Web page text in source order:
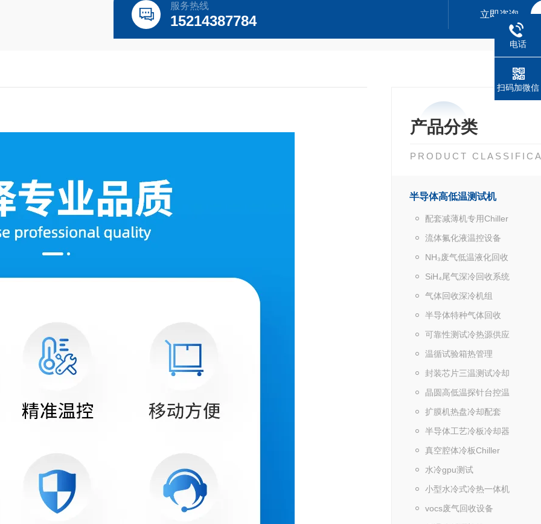
服务热线
15214387784 立即咨询
产品分类
PRODUCT
半导体高低温测试机
配套减薄机专用Chiller
流体氟化液温控设备
NH₃废气低温液化回收
SiH₄尾气深冷回收系统
气体回收深冷机组
半导体特种气体回收
可靠性测试冷热源供应
温循试验箱热管理
封装芯片三温测试冷却
晶圆高低温探针台控温
扩膜机热盘冷却配套
半导体工艺冷板冷却器
真空腔体冷板Chiller
水冷gpu测试
小型水冷式冷热一体机
vocs废气回收设备
电话
扫码加微信